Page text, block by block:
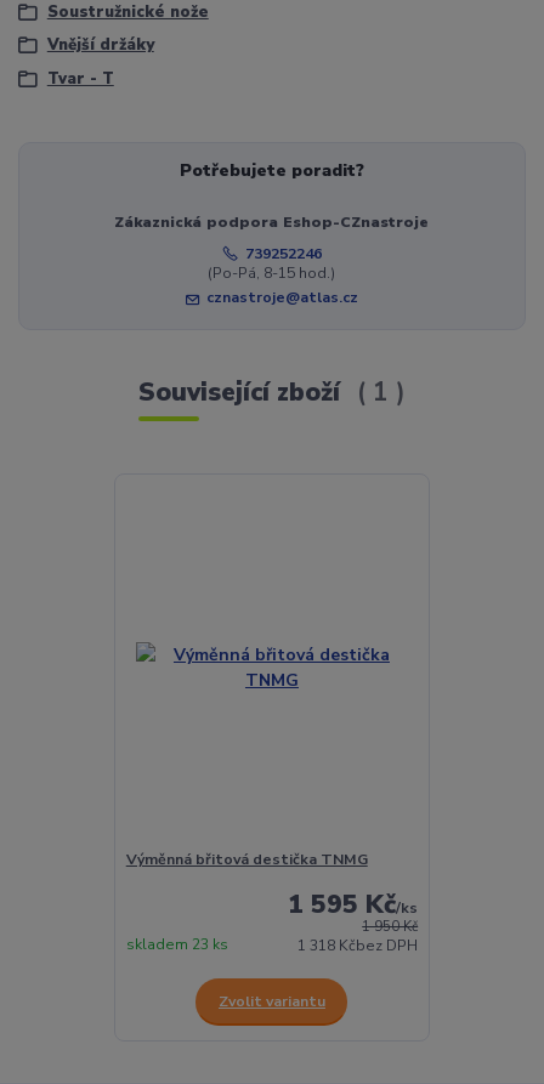
Soustružnické nože
Vnější držáky
Tvar - T
Potřebujete poradit?
Zákaznická podpora Eshop-CZnastroje
739252246
(Po-Pá, 8-15 hod.)
cznastroje@atlas.cz
Související zboží 1
Výměnná břitová destička TNMG
1 950 Kč
1 595 Kč/ks
1 318 Kčbez DPH
skladem 23 ks
Zvolit variantu